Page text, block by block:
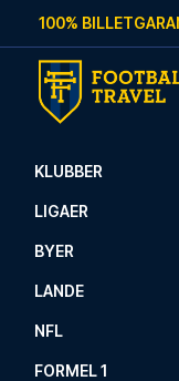
Skip to content
100%
KLUBBER
LIGAER
BYER
LANDE
NFL
FORMEL 1